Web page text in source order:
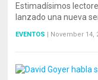
Estimadísimos
lanzado una nueva
EVENTOS | November 14,